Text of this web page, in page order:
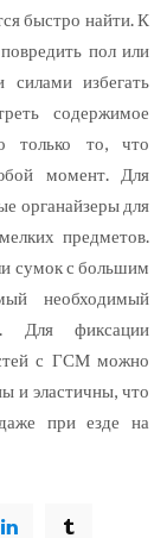
быстро найти. К
пол или
силами избегать
содержимое
только то, что
момент. Для
органайзеры для
предметов.
сумок с большим
необходимый
Для фиксации
с ГСМ можно
и эластичны, что
при езде на